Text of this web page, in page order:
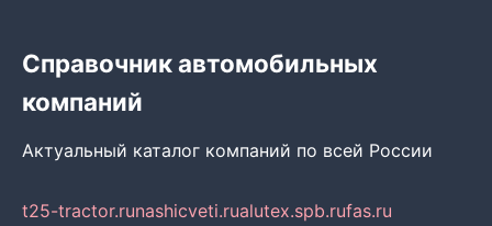
Справочник автомобильных
компаний
Актуальный каталог компаний по всей России
t25-tractor.runashicveti.rualutex.spb.rufas.ru